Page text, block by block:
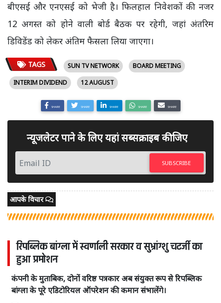
बीएसई और एनएसई को भेजी है। फिलहाल निवेशकों की नजर
12 अगस्त को होने वाली बोर्ड बैठक पर रहेगी, जहां अंतरिम
डिविडेंड को लेकर अंतिम फैसला लिया जाएगा।
TAGS SUN TV NETWORK
BOARD MEETING
INTERIM DIVIDEND
12 AUGUST
SHARE SHARE SHARE SHARE SHARE
न्यूजलेटर पाने के लिए यहां सब्सक्राइब कीजिए
SUBSCRIBE
आपके विचार
रिपब्लिक बांग्ला में स्वर्णाली सरकार व सुभ्रांग्शु चटर्जी का
हुआ प्रमोशन
कंपनी के मुताबिक, दोनों वरिष्ठ पत्रकार अब संयुक्त रूप से रिपब्लिक
बांग्ला के पूरे एडिटोरियल ऑपरेशन की कमान संभालेंगे।